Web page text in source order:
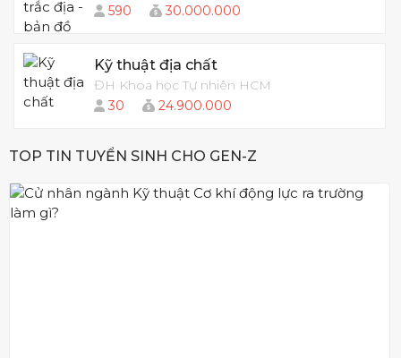
590
30.000.000
Kỹ thuật địa chất
ĐH Khoa học Tự nhiên HCM
30
24.900.000
TOP TIN TUYỂN SINH CHO GEN-Z